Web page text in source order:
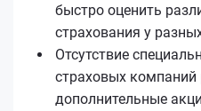
быстро оценить
страхования у
Отсутствие
страховых
дополнительные